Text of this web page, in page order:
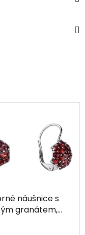
náušnice s
granátem,